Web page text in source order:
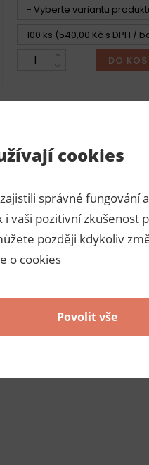
- Vyberte variantu
100 ks (540,00 Kč s DPH /
DO
cookies
správné fungování a
i vaši pozitivní zkušenost
později kdykoliv
o cookies
Povolit vše